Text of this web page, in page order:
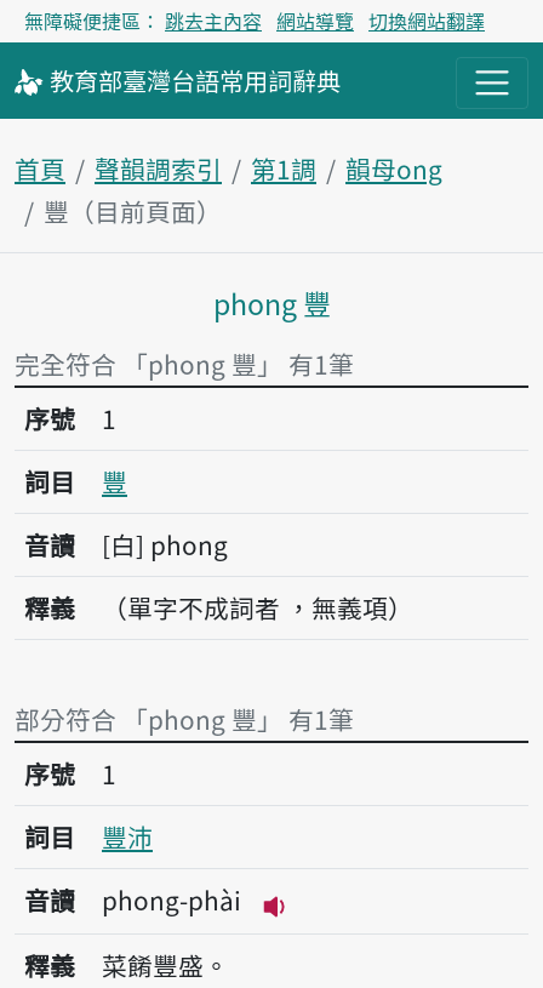
無障礙便捷區： 跳去主內容 網站導覽 切換網站翻譯
教育部臺灣台語常用詞辭典
首頁 聲韻調索引 第1調
韻母ong
豐（目前頁面）
主內容區塊
phong 豐
完全符合 「phong 豐」 有1筆
序號1豐
序號
1
詞目
豐
音讀
白 phong
釋義
（單字不成詞者 ，無義項）
部分符合 「phong 豐」 有1筆
序號1豐沛
序號
1
詞目
豐沛
音讀
phong-phài
播放音讀phong-phài
釋義 菜餚豐盛。